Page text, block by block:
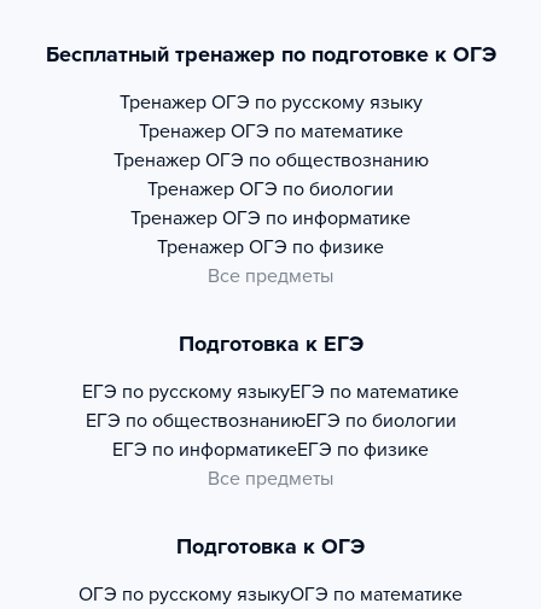
Бесплатный тренажер по подготовке к ОГЭ
Тренажер ОГЭ по русскому языку
Тренажер ОГЭ по математике
Тренажер ОГЭ по обществознанию
Тренажер ОГЭ по биологии
Тренажер ОГЭ по информатике
Тренажер ОГЭ по физике
Все предметы
Подготовка к ЕГЭ
ЕГЭ по русскому языкуЕГЭ по математике
ЕГЭ по обществознаниюЕГЭ по биологии
ЕГЭ по информатикеЕГЭ по физике
Все предметы
Подготовка к ОГЭ
ОГЭ по русскому языкуОГЭ по математике